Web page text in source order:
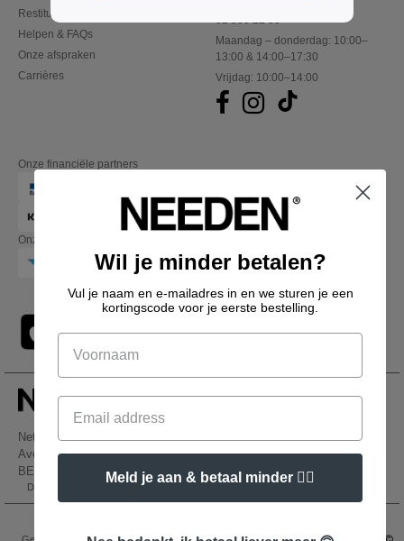
Restitutie / retour
Helpen & FAQs
Onze afspraken
Carrières
02 586 22 00
Maandag – donderdag: 10:00–
13:00 & 14:00–17:30
Vrijdag: 10:00–14:00
Onze financiële partners
Onze transporteurs
Netenders Belgium SRL
Avenue Hermann-Debroux 54, 1160, Bruxelles
BE61 3632 1629 8017
Dit is GEEN retouradres. Voor retourzending, zie hier
Wil je minder betalen?
Vul je naam en e-mailadres in en we sturen je een
kortingscode voor je eerste bestelling.
Meld je aan & betaal minder 👍🏼